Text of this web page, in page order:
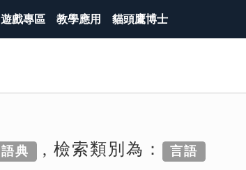
遊戲專區 教學應用 貓頭鷹博士
典 , 檢索類別為： 言語